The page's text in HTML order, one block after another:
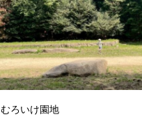
むろいけ園地